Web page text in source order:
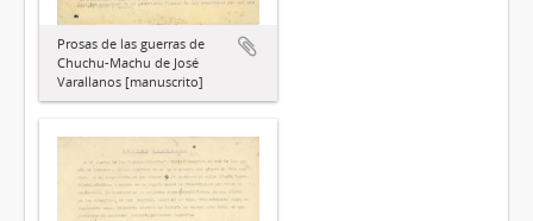
Prosas de las guerras de
Chuchu-Machu de José
Varallanos [manuscrito]